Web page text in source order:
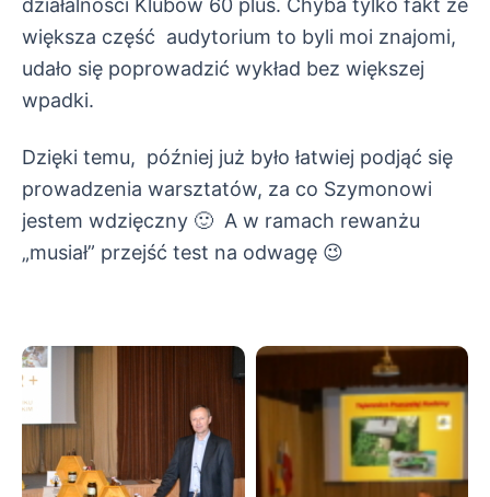
działalności Klubów 60 plus. Chyba tylko fakt że
większa część audytorium to byli moi znajomi,
udało się poprowadzić wykład bez większej
wpadki.
Dzięki temu, później już było łatwiej podjąć się
prowadzenia warsztatów, za co Szymonowi
jestem wdzięczny 🙂 A w ramach rewanżu
„musiał” przejść test na odwagę 😉